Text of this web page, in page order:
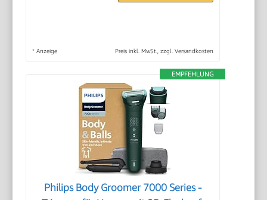
* Anzeige Preis inkl. MwSt., zzgl. Versandkosten
EMPFEHLUNG
Philips Body Groomer 7000 Series -